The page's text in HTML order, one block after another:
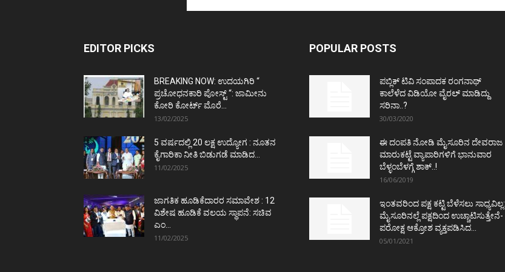
EDITOR PICKS
BREAKING NOW: ಉದಯಗಿರಿ “
ಪ್ರಚೋಧನಕಾರಿ ಪೋಸ್ಟ್‌ “: ಜಾಮೀನು
ಕೋರಿ ಕೋರ್ಟ್‌ ಮೊರೆ...
13/02/2025
5 ವರ್ಷದಲ್ಲಿ 20 ಲಕ್ಷ ಉದ್ಯೋಗ : ನೂತನ
ಕೈಗಾರಿಕಾ ನೀತಿ ಬಿಡುಗಡೆ ಮಾಡಿದ...
11/02/2025
ಜಾಗತಿಕ ಹೂಡಿಕೆದಾರರ ಸಮಾವೇಶ : 12
ವಿಶೇಷ ಹೂಡಿಕೆ ವಲಯ ಸ್ಥಾಪನೆ: ಸಚಿವ
ಎಂ...
11/02/2025
POPULAR POSTS
ಪಬ್ಲಿಕ್ ಟಿವಿ ಸಂಪಾದಕ ರಂಗನಾಥ್
ಕಾಲೆಳೆದ ವಿಡಿಯೋ ವೈರಲ್ ಮಾಡಿದ್ದು
ಸರಿನಾ..?
30/03/2020
ಈ ದಂಪತಿ ನೋಡಿ ಮೈಸೂರಿನ ದೇವರಾಜ
ಮಾರುಕಟ್ಟೆ ವ್ಯಾಪಾರಿಗಳಿಗೆ ಭಾನುವಾರ
ಬೆಳ್ಳಂಬೆಳಗ್ಗೆ ಶಾಕ್..!
16/06/2019
ಇಂತವರಿಂದ ಪಕ್ಷ ಕಟ್ಟಿ ಬೆಳೆಸಲು ಸಾಧ್ಯವಿಲ್ಲ:
ಮೈಸೂರಿನಲ್ಲೆ ಪಕ್ಷದಿಂದ ಉಚ್ಚಾಟಿಸುತ್ತೇನೆ-
ಪರೋಕ್ಷ ಆಕ್ರೋಶ ವ್ಯಕ್ತಪಡಿಸಿದ...
05/01/2021